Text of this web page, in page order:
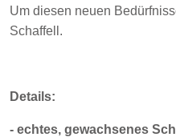
Um diesen neuen
Schaffell.
Details:
- echtes, gewachsenes